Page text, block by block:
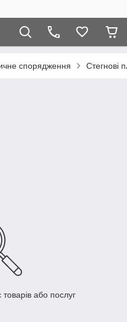
спорядження Стегнові
або послуг